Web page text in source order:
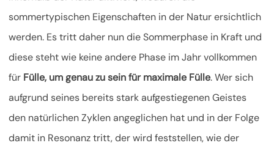
sommertypischen Eigenschaften in der Natur ersichtlich
werden. Es tritt daher nun die Sommerphase in Kraft und
diese steht wie keine andere Phase im Jahr vollkommen
für Fülle, um genau zu sein für maximale Fülle. Wer sich
aufgrund seines bereits stark aufgestiegenen Geistes
den natürlichen Zyklen angeglichen hat und in der Folge
damit in Resonanz tritt, der wird feststellen, wie der